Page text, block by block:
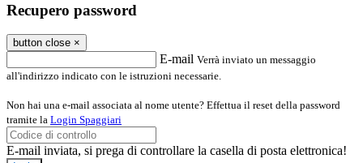
Recupero password
button close ×
E-mail Verrà inviato un messaggio
all'indirizzo indicato con le istruzioni necessarie.
Non hai una e-mail associata al nome utente? Effettua il reset della password
tramite la Login Spaggiari
E-mail inviata, si prega di controllare la casella di posta elettronica!